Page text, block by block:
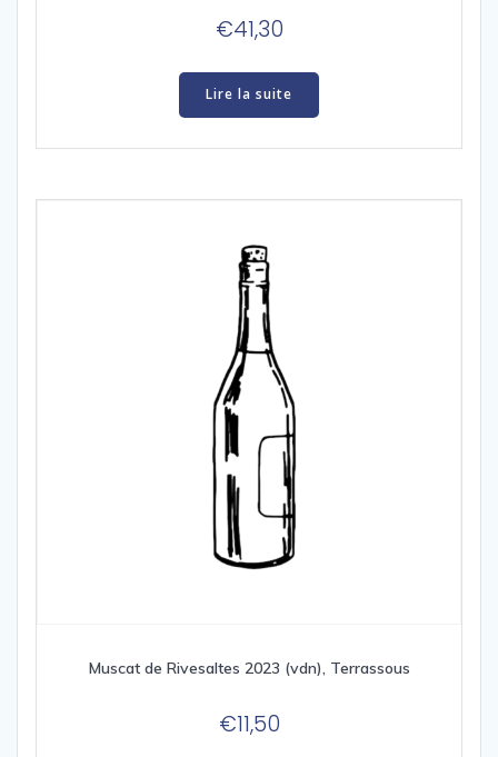
€41,30
Lire la suite
Muscat de Rivesaltes 2023 (vdn), Terrassous
€11,50